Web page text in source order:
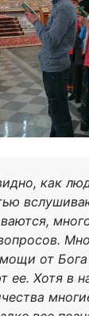
как
от
ее. Хотя в